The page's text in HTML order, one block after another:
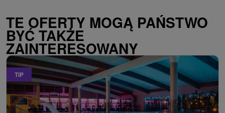
TE OFERTY MOGĄ PAŃSTWO
BYĆ TAKŻE
ZAINTERESOWANY
TIP